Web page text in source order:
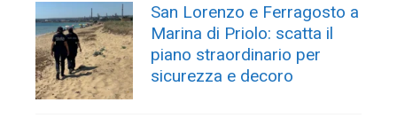
San Lorenzo e Ferragosto a
Marina di Priolo: scatta il
piano straordinario per
sicurezza e decoro